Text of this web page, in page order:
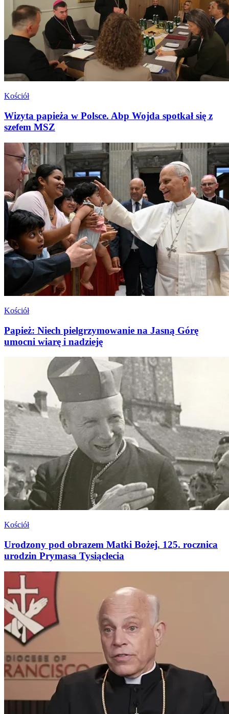
Kościół
Wizyta papieża w Polsce. Abp Wojda spotkał się z
szefem MSZ
Kościół
Papież: Niech pielgrzymowanie na Jasną Górę
umocni wiarę i nadzieję
Kościół
Urodzony pod obrazem Matki Bożej. 125. rocznica
urodzin Prymasa Tysiąclecia